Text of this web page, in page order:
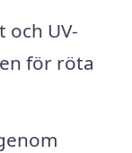
UV-
för röta